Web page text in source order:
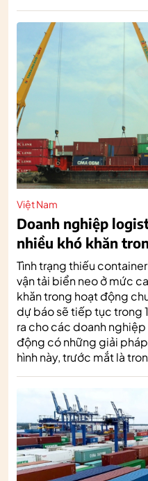
Việt Nam
Doanh nghiệp
nhiều khó khăn
Tình trạng thiếu
vận tải biển neo ở mức
khăn trong hoạt động
dự báo sẽ tiếp tục trong
ra cho các doanh
động có những giải
hình này, trước mắt là